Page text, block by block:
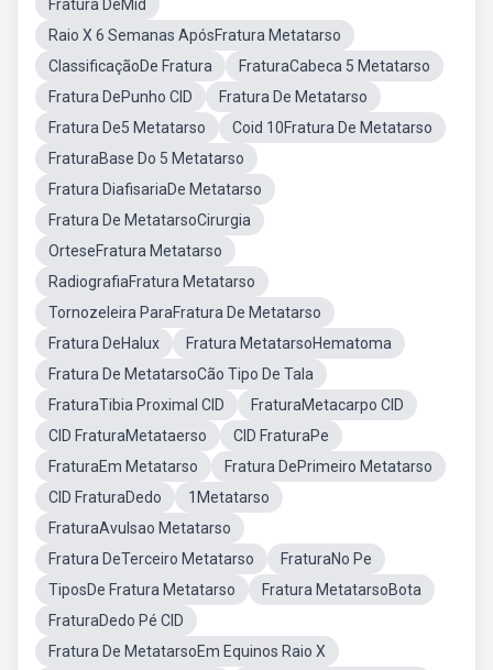
Fratura DeMid
Raio X 6 Semanas ApósFratura Metatarso
ClassificaçãoDe Fratura
FraturaCabeca 5 Metatarso
Fratura DePunho CID
Fratura De Metatarso
Fratura De5 Metatarso
Coid 10Fratura De Metatarso
FraturaBase Do 5 Metatarso
Fratura DiafisariaDe Metatarso
Fratura De MetatarsoCirurgia
OrteseFratura Metatarso
RadiografiaFratura Metatarso
Tornozeleira ParaFratura De Metatarso
Fratura DeHalux
Fratura MetatarsoHematoma
Fratura De MetatarsoCão Tipo De Tala
FraturaTibia Proximal CID
FraturaMetacarpo CID
CID FraturaMetataerso
CID FraturaPe
FraturaEm Metatarso
Fratura DePrimeiro Metatarso
CID FraturaDedo
1Metatarso
FraturaAvulsao Metatarso
Fratura DeTerceiro Metatarso
FraturaNo Pe
TiposDe Fratura Metatarso
Fratura MetatarsoBota
FraturaDedo Pé CID
Fratura De MetatarsoEm Equinos Raio X